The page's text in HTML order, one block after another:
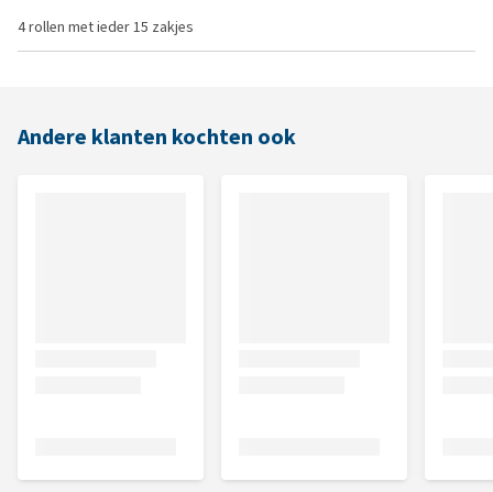
4 rollen met ieder 15 zakjes
Andere klanten kochten ook